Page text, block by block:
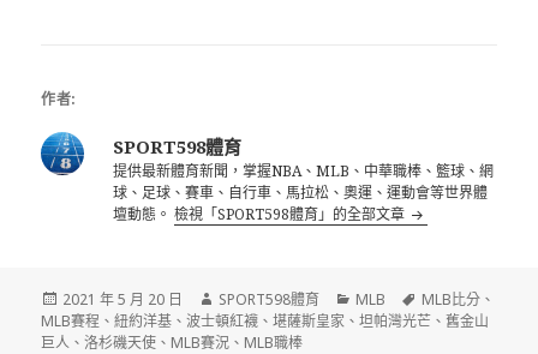
作者:
SPORT598體育
提供最新體育新聞，掌握NBA、MLB、中華職棒、籃球、網
球、足球、賽車、自行車、馬拉松、奧運、運動會等世界體
壇動態。檢視「SPORT598體育」的全部文章
發
佈
日
2021 年 5 月 20 日
作
者
SPORT598體育
分
類
MLB
標
籤
MLB比分 、
MLB賽程 、紐約洋基 、波士頓紅襪 、堪薩斯皇家 、坦帕灣光芒 、舊金山
巨人 、洛杉磯天使 、 MLB賽況 、 MLB職棒